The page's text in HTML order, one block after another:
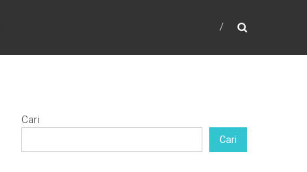
Cari
Cari